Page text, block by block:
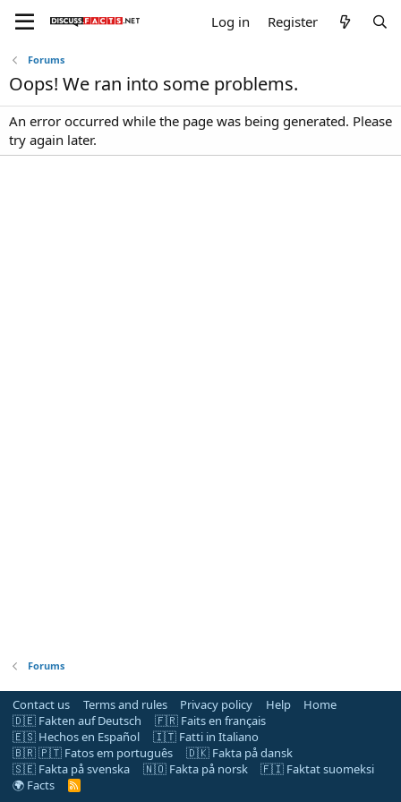
Log in Register
Forums
Oops! We ran into some problems.
An error occurred while the page was being generated. Please
try again later.
Forums
Contact us Terms and rules Privacy policy Help
Home
🇩🇪 Fakten auf Deutsch
🇫🇷 Faits en français
🇪🇸 Hechos en Español
🇮🇹 Fatti in Italiano
🇧🇷 🇵🇹 Fatos em português
🇩🇰 Fakta på dansk
🇸🇪 Fakta på svenska
🇳🇴 Fakta på norsk
🇫🇮 Faktat suomeksi
🌍 Facts
R